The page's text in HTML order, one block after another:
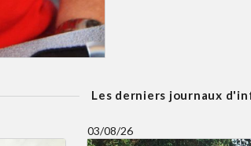
Les derniers journaux
03/08/26